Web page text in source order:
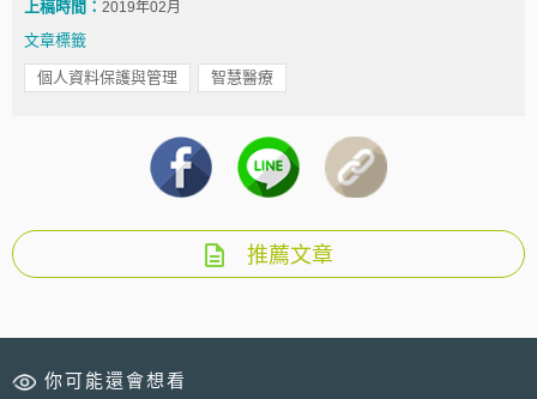
上稿時間： 2019年02月
文章標籤
個人資料保護與管理 智慧醫療
推薦文章
你可能還會想看